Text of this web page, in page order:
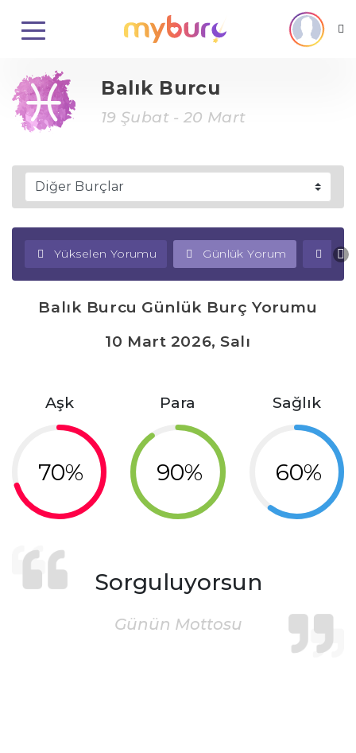
Balık Burcu
19 Şubat - 20 Mart
Yükselen Yorumu Günlük Yorum
Balık Burcu Günlük Burç Yorumu
10 Mart 2026, Salı
Aşk
70%
Para
90%
Sağlık
60%
Sorguluyorsun
Günün Mottosu